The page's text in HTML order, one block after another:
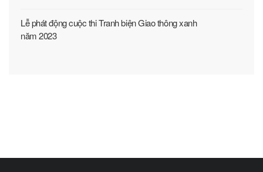
Lễ phát động cuộc thi Tranh biện Giao thông xanh
năm 2023